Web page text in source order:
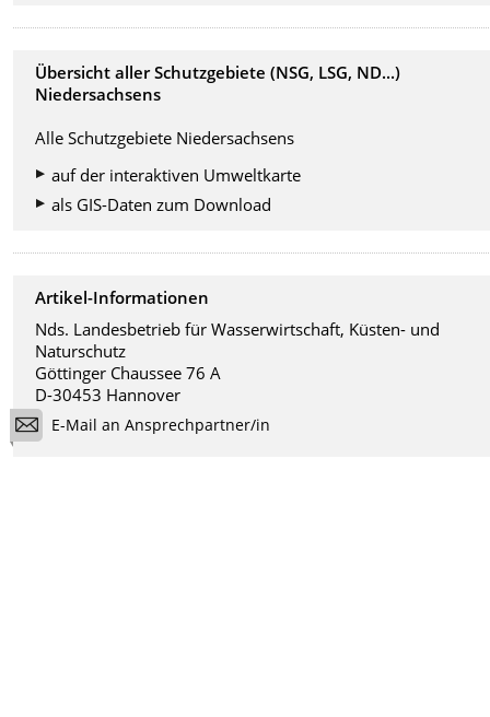
Übersicht aller Schutzgebiete (NSG, LSG, ND...)
Niedersachsens
Alle Schutzgebiete Niedersachsens
auf der interaktiven Umweltkarte
als GIS-Daten zum Download
Artikel-Informationen
Nds. Landesbetrieb für Wasserwirtschaft, Küsten- und
Naturschutz
Göttinger Chaussee 76 A
D-30453 Hannover
E-Mail an Ansprechpartner/in